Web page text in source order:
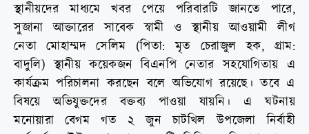
স্থানীয়দের মাধ্যমে খবর পেয়ে পরিবারটি জানতে পারে,
সুজানা আক্তারের সাবেক স্বামী ও স্থানীয় আওয়ামী লীগ
নেতা মোহাম্মদ সেলিম (পিতা: মৃত চেরাজুল হক, গ্রাম:
বাদুলি) স্থানীয় কয়েকজন বিএনপি নেতার সহযোগিতায় এ
কার্যক্রম পরিচালনা করছেন বলে অভিযোগ রয়েছে। তবে এ
বিষয়ে অভিযুক্তদের বক্তব্য পাওয়া যায়নি। এ ঘটনায়
মনোয়ারা বেগম গত ২ জুন চাটখিল উপজেলা নির্বাহী